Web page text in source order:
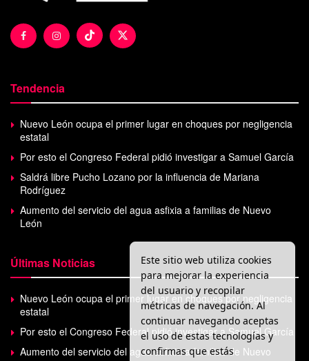
Tendencia
Nuevo León ocupa el primer lugar en choques por negligencia
estatal
Por esto el Congreso Federal pidió investigar a Samuel García
Saldrá libre Pucho Lozano por la influencia de Mariana
Rodríguez
Aumento del servicio del agua asfixia a familias de Nuevo
León
Últimas Noticias
Nuevo León ocupa el primer lugar en choques por negligencia
estatal
Por esto el Congreso Federal pidió investigar a Samuel García
Aumento del servicio del agua asfixia a familias de Nuevo
Este sitio web utiliza cookies
para mejorar la experiencia
del usuario y recopilar
métricas de navegación. Al
continuar navegando aceptas
el uso de estas tecnologías y
confirmas que estás